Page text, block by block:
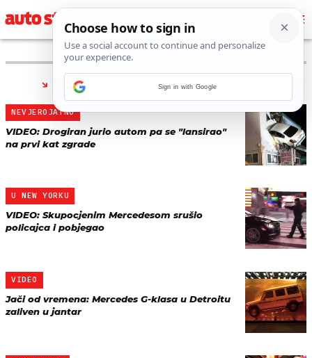
PRONAĐENO 121 REZULTATA ZA TAG “
NEVJEROJATNO
VIDEO: Drogiran jurio autom pa se "lansirao"
na prvi kat zgrade
U NEW YORKU
VIDEO: Skupocjenim Mercedesom srušio
policajca i pobjegao
VIDEO
Jači od vremena: Mercedes G-klasa u Detroitu
zaliven u jantar
Sign in with Google